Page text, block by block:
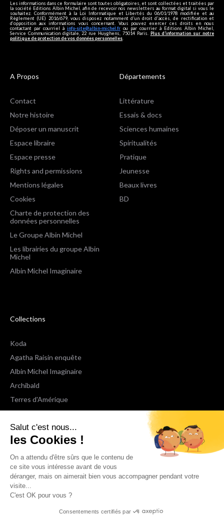
Salut c'est nous...
les Cookies !
On a attendu d'être sûrs que le contenu de
ce site vous intéresse avant de vous
déranger, mais on aimerait bien vous accompagner pendant votre
visite...
C'est OK pour vous ?
Consentements certifiés par
Les informations dans ce formulaire sont toutes obligatoires, et sont collectées et traitées par
la société Editions Albin Michel, afin de recevoir nos newsletters au format digital si vous le
souhaitez. Conformément à la Loi Informatique et Libertés du 06/01/1978 modifiée et au
Règlement (UE) 2016/679, vous disposez notamment d'un droit d'accès, de rectification et
d’opposition aux informations vous concernant. Vous pouvez exercer ces droits en nous
contactant par courriel à info-site@albin-michel.fr ou par courrier à Editions Albin Michel,
Service Communication digitale, 22 rue Huyghens, 75014 Paris. Plus d’information sur notre
politique de protection de vos données personnelles
A Propos
Contact
Notre histoire
Déposer un manuscrit
Espace libraire
Espace presse
Rights and permissions
Mentions légales
Cookies
Charte de protection des
données personnelles
Le Groupe Albin Michel
Les librairies du groupe Albin
Michel
Albin Michel Imaginaire
Départements
Littérature
Essais & docs
Sciences humaines
Spiritualités
Pratique
Jeunesse
Beaux livres
BD
Collections
Koda
Agatha Raisin enquête
Albin Michel Imaginaire
Archibald
Terres d'Amérique
Espaces Libres Poche
NOX
Wiz
Voir toutes les collections
Nous suivre